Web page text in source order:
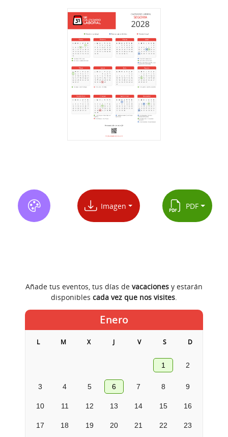
Enero
L M X J V S D
1 2
3 4 5 6 7 8 9
10 11 12 13 14 15 16
17 18 19 20 21 22 23
Añade tus eventos, tus días de vacaciones y estarán
disponibles cada vez que nos visites.
Imagen PDF